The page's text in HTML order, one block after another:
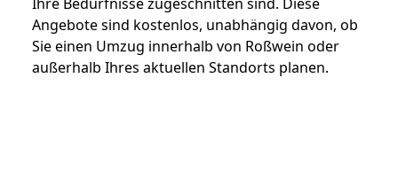
Angebote sind kostenlos, unabhängig davon, ob
Sie einen Umzug innerhalb von Roßwein oder
außerhalb Ihres aktuellen Standorts planen.